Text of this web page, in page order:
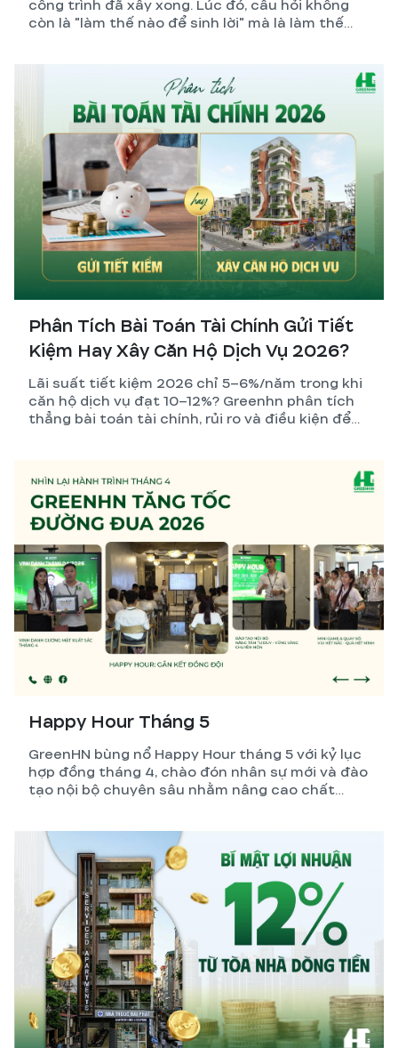
công trình đã xây xong. Lúc đó, câu hỏi không
còn là "làm thế nào để sinh lời" mà là làm thế
Phân Tích Bài Toán Tài Chính Gửi Tiết
Kiệm Hay Xây Căn Hộ Dịch Vụ 2026?
Lãi suất tiết kiệm 2026 chỉ 5–6%/năm trong khi
căn hộ dịch vụ đạt 10–12%? Greenhn phân tích
thẳng bài toán tài chính, rủi ro và điều kiện để
Happy Hour Tháng 5
GreenHN bùng nổ Happy Hour tháng 5 với kỷ lục
hợp đồng tháng 4, chào đón nhân sự mới và đào
tạo nội bộ chuyên sâu nhằm nâng cao chất